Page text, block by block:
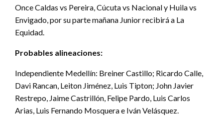
Once Caldas vs Pereira, Cúcuta vs Nacional y Huila vs
Envigado, por su parte mañana Junior recibirá a La
Equidad.
Probables alineaciones:
Independiente Medellín: Breiner Castillo; Ricardo Calle,
Davi Rancan, Leiton Jiménez, Luis Tipton; John Javier
Restrepo, Jaime Castrillón, Felipe Pardo, Luis Carlos
Arias, Luis Fernando Mosquera e Iván Velásquez.